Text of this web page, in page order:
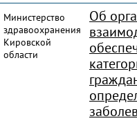
Министерство
здравоохранения
Кировской
области
Об